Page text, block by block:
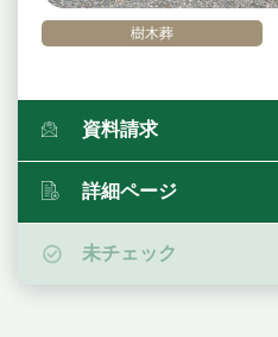
樹木葬
資料請求
詳細ページ
未チェック